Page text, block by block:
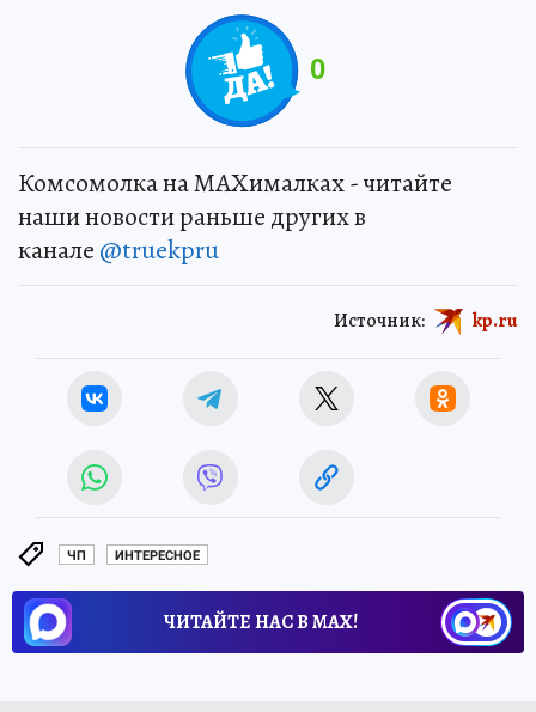
0
Комсомолка на MAXималках - читайте
наши новости раньше других в
канале @truekpru
Источник: kp.ru
ЧП ИНТЕРЕСНОЕ
ЧИТАЙТЕ НАС В МАХ!